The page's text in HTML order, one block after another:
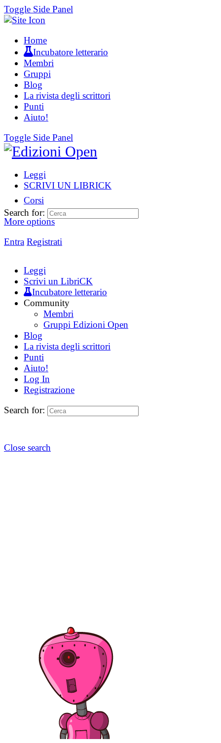
Toggle Side Panel
Home
Incubatore letterario
Membri
Gruppi
Blog
La rivista degli scrittori
Punti
Aiuto!
Toggle Side Panel
Leggi
SCRIVI UN LIBRICK
Corsi
More options
Entra Registrati
Search for:
Leggi
Scrivi un LibriCK
Incubatore letterario
Community
Membri
Gruppi Edizioni Open
Blog
La rivista degli scrittori
Punti
Aiuto!
Log In
Registrazione
Search for:
Close search